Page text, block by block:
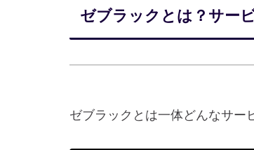
ゼブラックとは？サー
ゼブラックとは一体どんなサー